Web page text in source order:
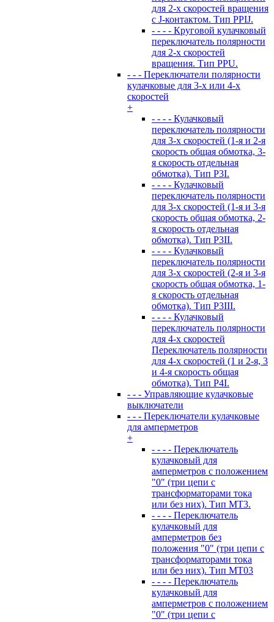
для 2-х скоростей вращения
с J-контактом. Тип PPIJ.
- - - - Круговой кулачковый
переключатель полярности
для 2-х скоростей
вращения. Тип PPU.
- - - Переключатели полярности
кулачковые для 3-х или 4-х
скоростей
+
- - - - Кулачковый
переключатель полярности
для 3-х скоростей (1-я и 2-я
скорость общая обмотка, 3-
я скорость отдельная
обмотка). Тип P3I.
- - - - Кулачковый
переключатель полярности
для 3-х скоростей (1-я и 3-я
скорость общая обмотка, 2-
я скорость отдельная
обмотка). Тип P3II.
- - - - Кулачковый
переключатель полярности
для 3-х скоростей (2-я и 3-я
скорость общая обмотка, 1-
я скорость отдельная
обмотка). Тип P3III.
- - - - Кулачковый
переключатель полярности
для 4-х скоростей
Переключатель полярности
для 4-х скоростей (1 и 2-я, 3
и 4-я скорость общая
обмотка). Тип P4I.
- - - Управляющие кулачковые
выключатели
- - - Переключатели кулачковые
для амперметров
+
- - - - Переключатель
кулачковый для
амперметров с положением
"0" (три цепи с
трансформаторами тока
или без них). Тип MT3.
- - - - Переключатель
кулачковый для
амперметров без
положения "0" (три цепи с
трансформаторами тока
или без них). Тип MT03
- - - - Переключатель
кулачковый для
амперметров с положением
"0" (три цепи с